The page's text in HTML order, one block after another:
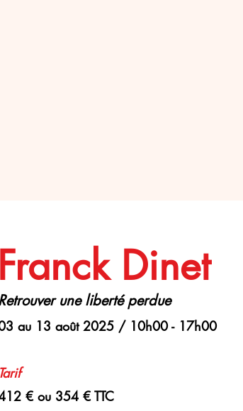
Franck Dinet
une liberté perdue
au 13 août 2025 / 10h00 - 17h00
Tarif
€ ou 354 € TTC